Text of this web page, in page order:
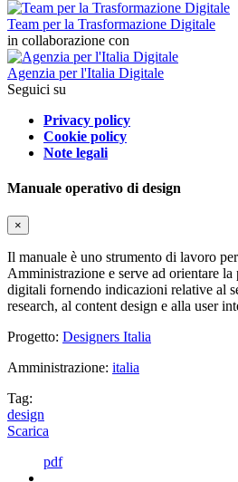
Team per la Trasformazione Digitale
in collaborazione con
Agenzia per l'Italia Digitale
Seguici su
Privacy policy
Cookie policy
Note legali
Manuale operativo di design
×
Il manuale è uno strumento di lavoro
Amministrazione e serve ad orientare
digitali fornendo indicazioni relative al
research, al content design e alla user
Progetto: Designers Italia
Amministrazione: italia
Tag:
design
Scarica
pdf